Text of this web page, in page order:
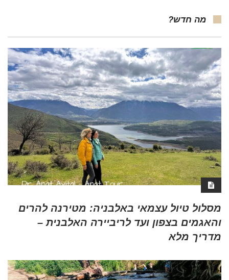
מה חדש?
מסלול טיול עצמאי באלבניה: מטירנה להרים
והאגמים בצפון ועד לריביירה האלבנית –
מדריך מלא